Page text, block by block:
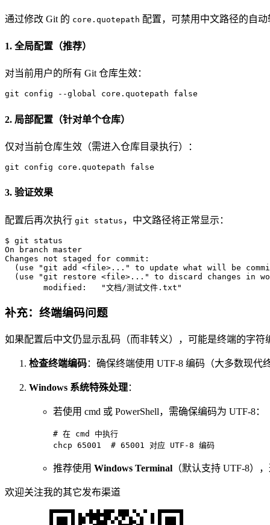
通过修改 Git 的 core.quotepath 配置，可禁用中文路径的自
1. 全局配置（推荐）
对当前用户的所有 Git 仓库生效：
git config --global core.quotepath false
2. 局部配置（针对单个仓库）
仅对当前仓库生效（需进入仓库目录执行）：
git config core.quotepath false
3. 验证效果
配置后再次执行 git status ，中文路径将正常显示：
$ git status
On branch master
Changes not staged for commit:
  (use
"git add <file>..."
to update what will be
  (use
"git restore <file>..." to discard changes in
        modified:
"文档/测试文件.txt"
补充：终端编码问题
如果配置后中文仍显示乱码（而非转义），可能是终端的字
检查终端编码：确保终端使用 UTF-8 编码（大多数现代
Windows 系统特殊处理：
若使用 cmd 或 PowerShell，需确保编码为 UTF-8：
# 在 cmd
chcp 65001
  #
65001 对应 UTF-8 编码
推荐使用 Windows Terminal （默认支持 UTF-8）
欢迎关注我的其它发布渠道